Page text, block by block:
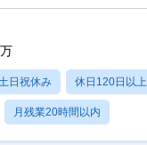
土日祝休み 休日120日以上
月残業20時間以内